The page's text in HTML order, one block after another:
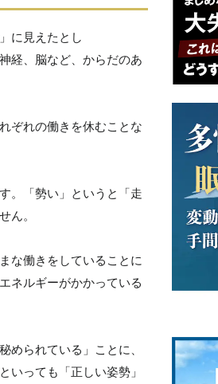
に見えたとし
経、脳など、からだのあ
ぞれの働きを休むことな
。「勢い」というと「走
ん。
な働きをしていることに
ネルギーがかかっている
められている」ことに、
いっても「正しい姿勢」